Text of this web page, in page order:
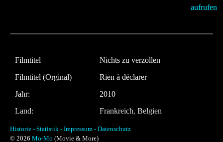
Filmtitel
Nichts zu verzollen
Filmtitel (Orginal)
Rien à déclarer
Jahr:
2010
Land:
Frankreich, Belgien
Laufzeit:
108 Minuten
Historie - Statistik - Impressum - Datenschutz
© 2026 Mo-Mo (Movie & More)